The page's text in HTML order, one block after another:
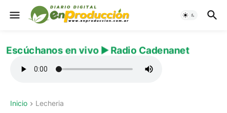
Escúchanos en vivo ▶️ Radio Cadenanet
Inicio Lecheria